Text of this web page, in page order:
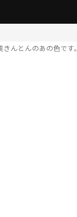
きんとんのあの色で